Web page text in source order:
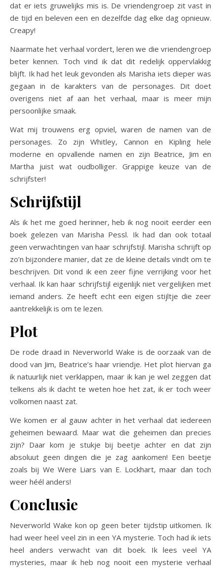
dat er iets gruwelijks mis is. De vriendengroep zit vast in
de tijd en beleven een en dezelfde dag elke dag opnieuw.
Creapy!
Naarmate het verhaal vordert, leren we die vriendengroep
beter kennen. Toch vind ik dat dit redelijk oppervlakkig
blijft. Ik had het leuk gevonden als Marisha iets dieper was
gegaan in de karakters van de personages. Dit doet
overigens niet af aan het verhaal, maar is meer mijn
persoonlijke smaak.
Wat mij trouwens erg opviel, waren de namen van de
personages. Zo zijn Whitley, Cannon en Kipling hele
moderne en opvallende namen en zijn Beatrice, Jim en
Martha juist wat oudbolliger. Grappige keuze van de
schrijfster!
Schrijfstijl
Als ik het me goed herinner, heb ik nog nooit eerder een
boek gelezen van Marisha Pessl. Ik had dan ook totaal
geen verwachtingen van haar schrijfstijl. Marisha schrijft op
zo’n bijzondere manier, dat ze de kleine details vindt om te
beschrijven. Dit vond ik een zeer fijne verrijking voor het
verhaal. Ik kan haar schrijfstijl eigenlijk niet vergelijken met
iemand anders. Ze heeft echt een eigen stijltje die zeer
aantrekkelijk is om te lezen.
Plot
De rode draad in Neverworld Wake is de oorzaak van de
dood van Jim, Beatrice’s haar vriendje. Het plot hiervan ga
ik natuurlijk niet verklappen, maar ik kan je wel zeggen dat
telkens als ik dacht te weten hoe het zat, ik er toch weer
volkomen naast zat.
We komen er al gauw achter in het verhaal dat iedereen
geheimen bewaard. Maar wat die geheimen dan precies
zijn? Daar kom je stukje bij beetje achter en dat zijn
absoluut geen dingen die je zag aankomen! Een beetje
zoals bij We Were Liars van E. Lockhart, maar dan toch
weer héél anders!
Conclusie
Neverworld Wake kon op geen beter tijdstip uitkomen. Ik
had weer heel veel zin in een YA mysterie. Toch had ik iets
heel anders verwacht van dit boek. Ik lees veel YA
mysteries, maar ik heb nog nooit een mysterie verhaal